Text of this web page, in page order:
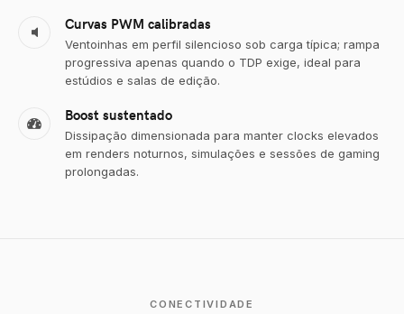
Curvas PWM calibradas
Ventoinhas em perfil silencioso sob carga típica; rampa
progressiva apenas quando o TDP exige, ideal para
estúdios e salas de edição.
Boost sustentado
Dissipação dimensionada para manter clocks elevados
em renders noturnos, simulações e sessões de gaming
prolongadas.
CONECTIVIDADE